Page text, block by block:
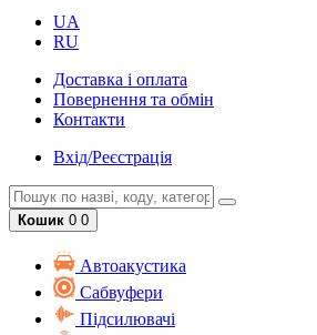
UA
RU
Доставка і оплата
Повернення та обмін
Контакти
Вхід/Реєстрація
Кошик 0 0
Автоакустика
Cабвуфери
Підсилювачі